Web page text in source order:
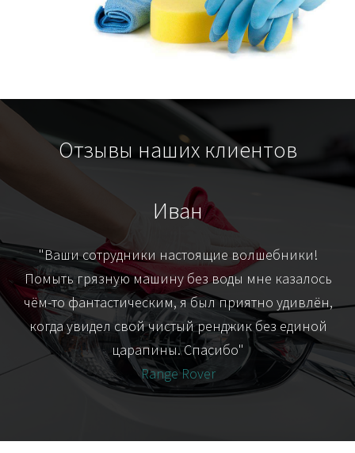
Отзывы наших клиентов
Иван
"Ваши сотрудники настоящие волшебники!
Помыть грязную машину без воды мне казалось
чём-то фантастическим, я был приятно удивлён,
когда увидел свой чистый ренджик без единой
царапины. Спасибо"
Range Rover